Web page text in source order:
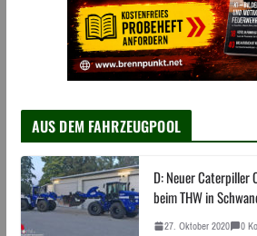
AUS DEM FAHRZEUGPOOL
D: Neuer Caterpiller
beim THW in
27. Oktober 2020 0